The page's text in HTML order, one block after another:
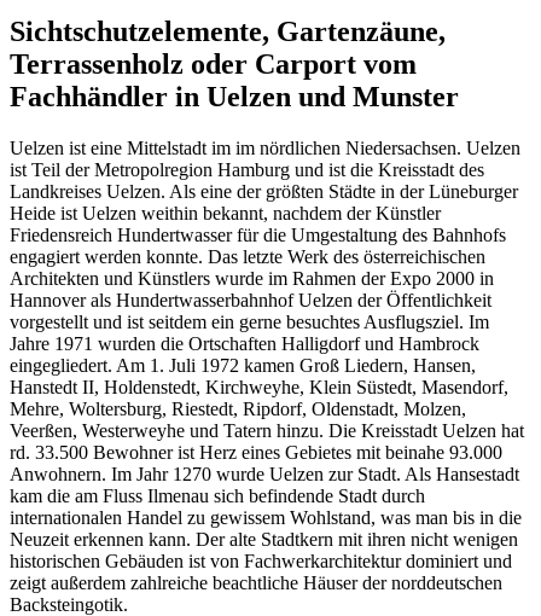
Sichtschutzelemente, Gartenzäune,
Terrassenholz oder Carport vom
Fachhändler in Uelzen und Munster
Uelzen ist eine Mittelstadt im im nördlichen Niedersachsen. Uelzen
ist Teil der Metropolregion Hamburg und ist die Kreisstadt des
Landkreises Uelzen. Als eine der größten Städte in der Lüneburger
Heide ist Uelzen weithin bekannt, nachdem der Künstler
Friedensreich Hundertwasser für die Umgestaltung des Bahnhofs
engagiert werden konnte. Das letzte Werk des österreichischen
Architekten und Künstlers wurde im Rahmen der Expo 2000 in
Hannover als Hundertwasserbahnhof Uelzen der Öffentlichkeit
vorgestellt und ist seitdem ein gerne besuchtes Ausflugsziel. Im
Jahre 1971 wurden die Ortschaften Halligdorf und Hambrock
eingegliedert. Am 1. Juli 1972 kamen Groß Liedern, Hansen,
Hanstedt II, Holdenstedt, Kirchweyhe, Klein Süstedt, Masendorf,
Mehre, Woltersburg, Riestedt, Ripdorf, Oldenstadt, Molzen,
Veerßen, Westerweyhe und Tatern hinzu. Die Kreisstadt Uelzen hat
rd. 33.500 Bewohner ist Herz eines Gebietes mit beinahe 93.000
Anwohnern. Im Jahr 1270 wurde Uelzen zur Stadt. Als Hansestadt
kam die am Fluss Ilmenau sich befindende Stadt durch
internationalen Handel zu gewissem Wohlstand, was man bis in die
Neuzeit erkennen kann. Der alte Stadtkern mit ihren nicht wenigen
historischen Gebäuden ist von Fachwerkarchitektur dominiert und
zeigt außerdem zahlreiche beachtliche Häuser der norddeutschen
Backsteingotik.